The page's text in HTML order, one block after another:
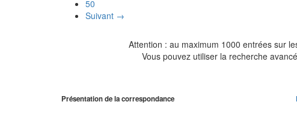
50
Suivant →
Attention : au maximum 1000 entrées sur
Vous pouvez utiliser la recherche
Présentation de la correspondance